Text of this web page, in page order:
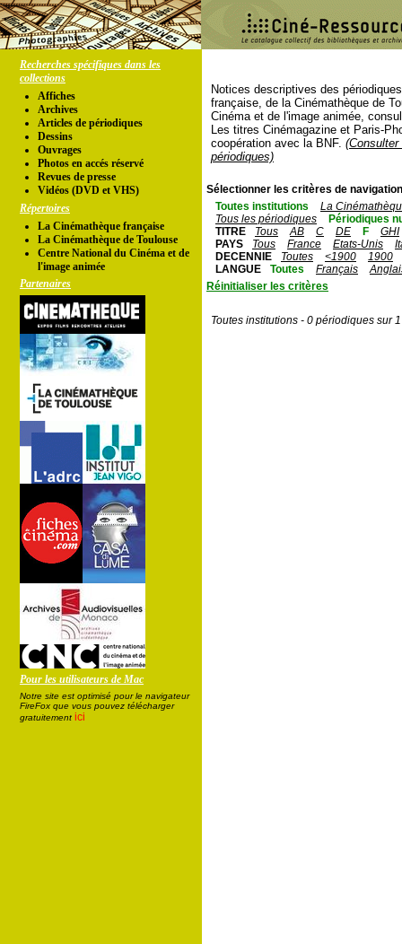
Recherches spécifiques dans les
collections
Affiches
Archives
Articles de périodiques
Dessins
Ouvrages
Photos en accés réservé
Revues de presse
Vidéos (DVD et VHS)
Répertoires
La Cinémathèque française
La Cinémathèque de Toulouse
Centre National du Cinéma et de
l'image animée
Partenaires
Pour les utilisateurs de Mac
Notre site est optimisé pour le navigateur
FireFox que vous pouvez télécharger
gratuitement ici
Notices descriptives des
française, de la Cinémathèque de
Cinéma et de l'image animée,
Les titres Cinémagazine et Paris-
coopération avec la BNF.
périodiques)
Sélectionner les critères de
Toutes institutions
La
Tous les périodiques
Périodiques
TITRE
Tous AB C DE F
GHI
PAYS
Tous France Etats-Unis
DECENNIE
Toutes <1900
1900
LANGUE
Toutes Français
Réinitialiser les critères
Toutes institutions - 0 périodiques sur